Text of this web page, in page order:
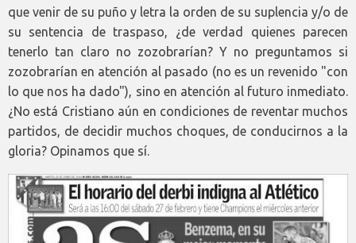
que venir de su puño y letra la orden de su suplencia y/o de
su sentencia de traspaso, ¿de verdad quienes parecen
tenerlo tan claro no zozobrarían? Y no preguntamos si
zozobrarían en atención al pasado (no es un revenido "con
lo que nos ha dado"), sino en atención al futuro inmediato.
¿No está Cristiano aún en condiciones de reventar muchos
partidos, de decidir muchos choques, de conducirnos a la
gloria? Opinamos que sí.